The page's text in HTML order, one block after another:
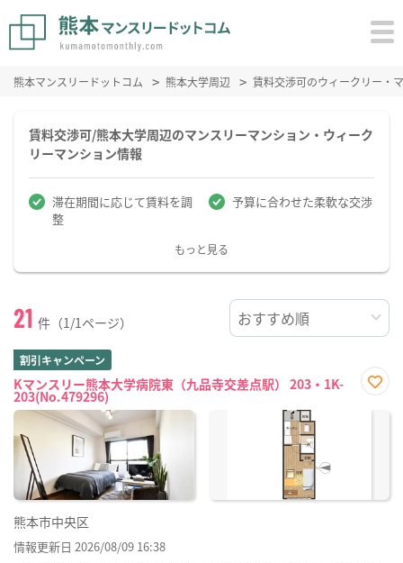
熊本マンスリードットコム 熊本大学周辺 賃料交渉可のウィークリー・
賃料交渉可/熊本大学周辺のマンスリーマンション・ウィーク
リーマンション情報
滞在期間に応じて賃料を調
整
予算に合わせた柔軟な交渉
もっと見る
21 件（1/1ページ）
割引キャンペーン
Kマンスリー熊本大学病院東（九品寺交差点駅） 203・1K-
203(No.479296)
に入
熊本市中央区
情報更新日 2026/08/09 16:38